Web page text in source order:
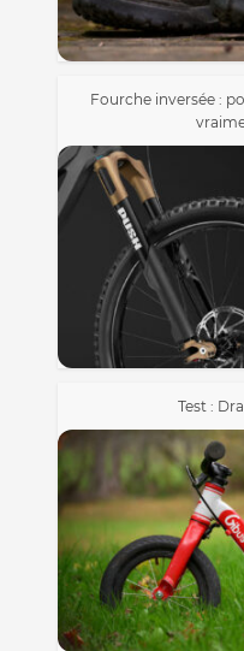
Fourche inversée :
Test :